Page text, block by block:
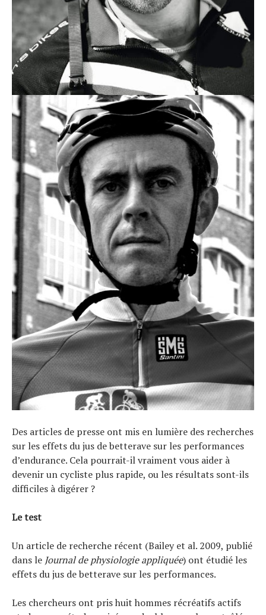
Des articles de presse ont mis en lumière des recherches
sur les effets du jus de betterave sur les performances
d’endurance. Cela pourrait-il vraiment vous aider à
devenir un cycliste plus rapide, ou les résultats sont-ils
difficiles à digérer ?
Le test
Un article de recherche récent (Bailey et al. 2009, publié
dans le Journal de physiologie appliquée) ont étudié les
effets du jus de betterave sur les performances.
Les chercheurs ont pris huit hommes récréatifs actifs